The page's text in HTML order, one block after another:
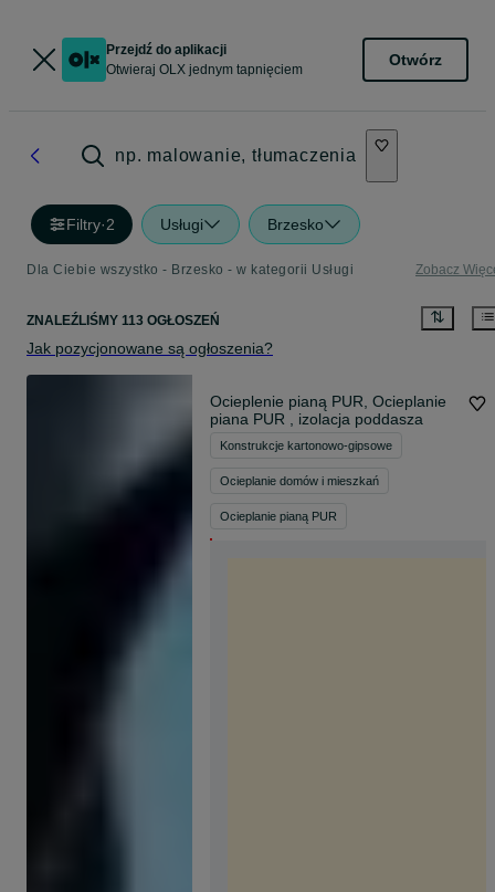
Przejdź do aplikacji
Otwieraj OLX jednym tapnięciem
Otwórz
np. malowanie, tłumaczenia
Filtry·2 Usługi Brzesko
Dla Ciebie wszystko - Brzesko - w kategorii Usługi Zobacz
ZNALEŹLIŚMY 113 OGŁOSZEŃ
Jak pozycjonowane są ogłoszenia?
Ocieplenie pianą PUR, Ocieplanie
piana PUR , izolacja poddasza
Konstrukcje kartonowo-gipsowe
Ocieplanie domów i mieszkań
Ocieplanie pianą PUR